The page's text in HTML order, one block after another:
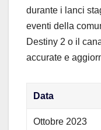
durante i lanci
eventi della
Destiny 2 o il
accurate e
Data
Ottobre 2023